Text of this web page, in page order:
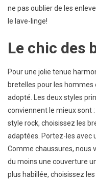
ne pas oublier de les
le lave-linge!
Le chic des
Pour une jolie tenue
bretelles pour les
adopté. Les deux styles
conviennent le mieux sont
style rock, choisissez les
adaptées. Portez-les avec
Comme chaussures, nous
du moins une couverture
plus habillée, choisissez